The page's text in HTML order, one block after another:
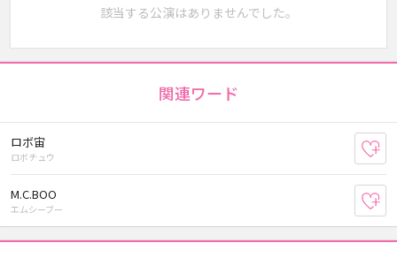
該当する公演はありませんでした。
関連ワード
ロボ宙
ロボチュウ
M.C.BOO
エムシーブー